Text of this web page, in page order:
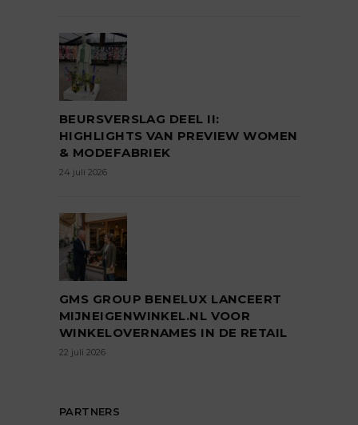
BEURSVERSLAG DEEL II:
HIGHLIGHTS VAN PREVIEW WOMEN
& MODEFABRIEK
24 juli 2026
GMS GROUP BENELUX LANCEERT
MIJNEIGENWINKEL.NL VOOR
WINKELOVERNAMES IN DE RETAIL
22 juli 2026
PARTNERS